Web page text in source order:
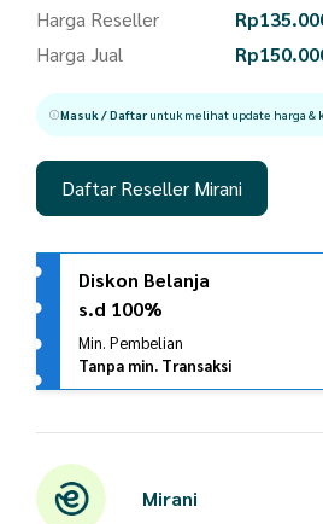
Harga Reseller Rp
Harga Jual
Rp
Masuk / Daftaruntuk melihat update harga &
Daftar Reseller Mirani
Diskon Belanja
s.d 100%
Min. Pembelian
Tanpa min. Transaksi
Mirani